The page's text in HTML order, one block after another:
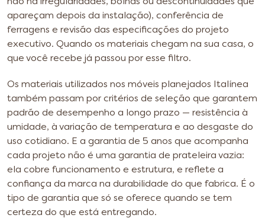
não há irregularidades, bolhas ou descontinuidades que
apareçam depois da instalação), conferência de
ferragens e revisão das especificações do projeto
executivo. Quando os materiais chegam na sua casa, o
que você recebe já passou por esse filtro.
Os materiais utilizados nos móveis planejados Italínea
também passam por critérios de seleção que garantem
padrão de desempenho a longo prazo — resistência à
umidade, à variação de temperatura e ao desgaste do
uso cotidiano. E a garantia de 5 anos que acompanha
cada projeto não é uma garantia de prateleira vazia:
ela cobre funcionamento e estrutura, e reflete a
confiança da marca na durabilidade do que fabrica. É o
tipo de garantia que só se oferece quando se tem
certeza do que está entregando.